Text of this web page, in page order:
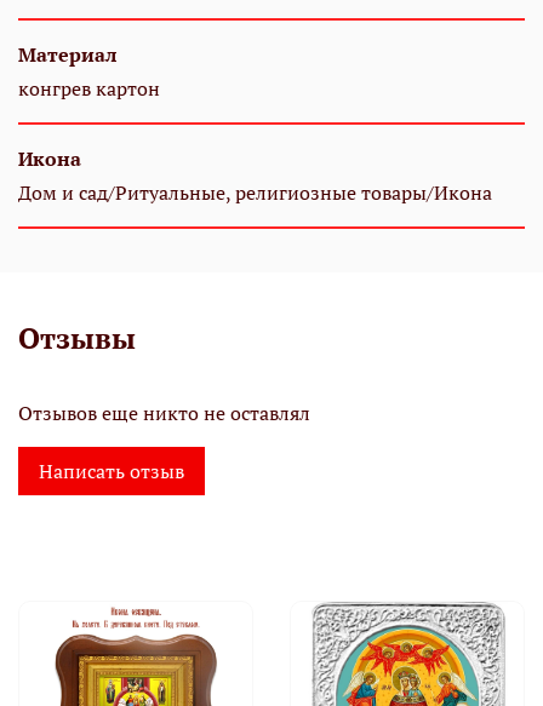
Материал
конгрев картон
Икона
Дом и сад/Ритуальные, религиозные товары/Икона
Отзывы
Отзывов еще никто не оставлял
Написать отзыв